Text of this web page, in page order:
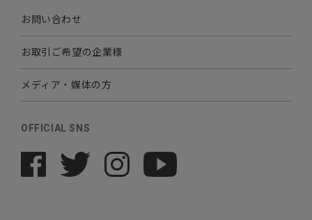
お問い合わせ
お取引ご希望の企業様
メディア・媒体の方
OFFICIAL SNS